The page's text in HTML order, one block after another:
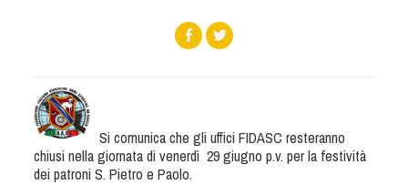
Si comunica che gli uffici FIDASC resteranno
chiusi nella giornata di venerdì 29 giugno p.v. per la festività
dei patroni S. Pietro e Paolo.
Tesserati
Albo Fornitori
Tecnici
Direttori di Gara